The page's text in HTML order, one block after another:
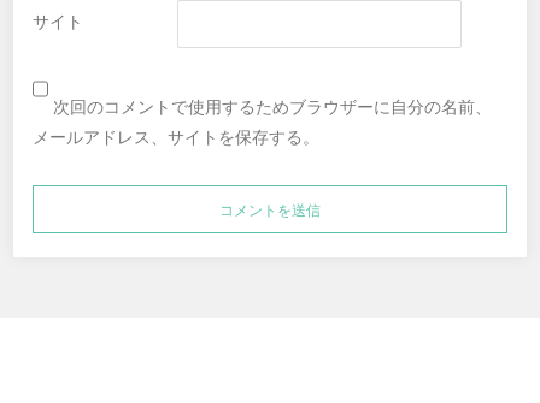
サイト
次回のコメントで使用するためブラウザーに自分の名前、
メールアドレス、サイトを保存する。